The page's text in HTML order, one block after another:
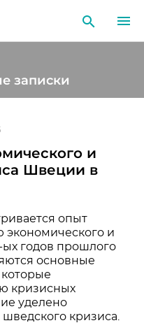
записки
и
Швеции в
опыт
и
годов прошлого
основные
кризисных
уделено
кризиса.